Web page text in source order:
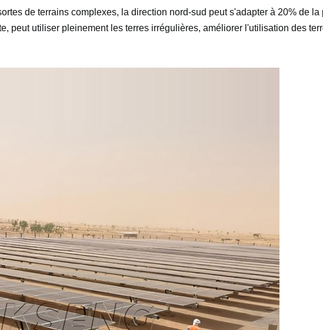
de terrains complexes, la direction nord-sud peut s'adapter à 20% de la